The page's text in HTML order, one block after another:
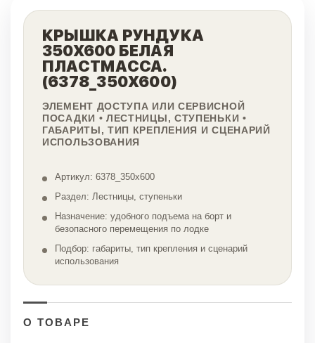
КРЫШКА РУНДУКА
350Х600 БЕЛАЯ
ПЛАСТМАССА.
(6378_350X600)
ЭЛЕМЕНТ ДОСТУПА ИЛИ СЕРВИСНОЙ
ПОСАДКИ • ЛЕСТНИЦЫ, СТУПЕНЬКИ •
ГАБАРИТЫ, ТИП КРЕПЛЕНИЯ И СЦЕНАРИЙ
ИСПОЛЬЗОВАНИЯ
Артикул: 6378_350x600
Раздел: Лестницы, ступеньки
Назначение: удобного подъема на борт и
безопасного перемещения по лодке
Подбор: габариты, тип крепления и сценарий
использования
О ТОВАРЕ